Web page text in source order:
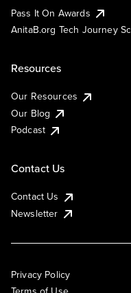
Pass It On Awards
AnitaB.org Tech Journey
Resources
Our Resources
Our Blog
Podcast
Contact Us
Contact Us
Newsletter
Privacy Policy